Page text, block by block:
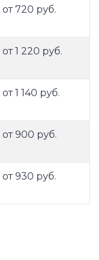
от 720 руб.
от 1 220 руб.
от 1 140 руб.
от 900 руб.
от 930 руб.